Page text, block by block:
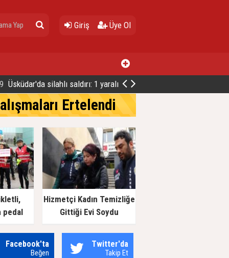
Giriş Üye Ol
Üsküdar'da silahlı saldırı: 1 yaralı
Ertelendi
pedal
Hizmetçi Kadın Temizliğe
Gittiği Evi Soydu
Facebook'ta
Beğen
Twitter'da
Takip Et